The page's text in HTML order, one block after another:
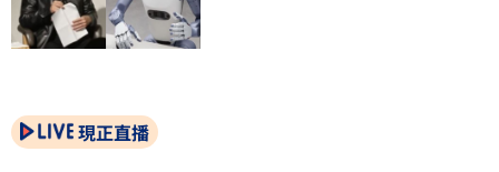
現正直播